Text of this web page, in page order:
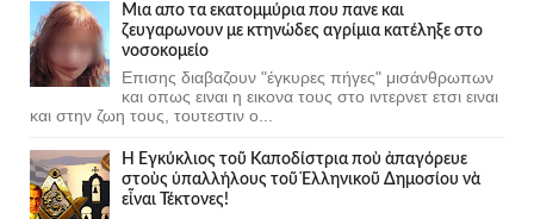
Μια απο τα εκατομμύρια που πανε και
ζευγαρωνουν με κτηνώδες αγρίμια κατέληξε στο
νοσοκομείο
Επισης διαβαζουν "έγκυρες πήγες" μισάνθρωπων
και οπως ειναι η εικονα τους στο ιντερνετ ετσι ειναι
και στην ζωη τους, τουτεστιν ο...
Ἡ Ἐγκύκλιος τοῦ Καποδίστρια ποὺ ἀπαγόρευε
στοὺς ὑπαλλήλους τοῦ Ἑλληνικοῦ Δημοσίου νὰ
εἶναι Τέκτονες!